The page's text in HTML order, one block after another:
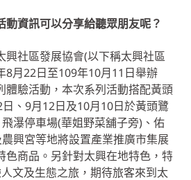
動資訊可以分享給聽眾朋友呢？
興社區發展協會(以下稱太興社區
8月22日至109年10月11日舉辦
體驗活動，本次系列活動搭配黃頭
、9月12日及10月10日於黃頭鷺
瀑停車場(華姐野菜舖子旁)、佑
興宮等地將設置產業推廣市集展
色商品。另針對太興在地特色，特
文及生態之旅，期待旅客來到太